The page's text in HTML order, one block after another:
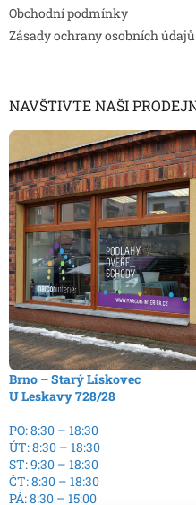
Obchodní podmínky
Zásady ochrany osobních údajů
NAVŠTIVTE NAŠI
Brno – Starý Lískovec
U Leskavy 728/28
PO: 8:30 – 18:30
ÚT: 8:30 – 18:30
ST: 9:30 – 18:30
ČT: 8:30 – 18:30
PÁ: 8:30 – 15:00